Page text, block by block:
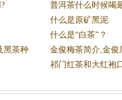
普洱茶什么时候喝
什么是原矿黑泥
什么是“白茶”？
黑茶种
金俊梅茶简介,金俊
祁门红茶和大红袍